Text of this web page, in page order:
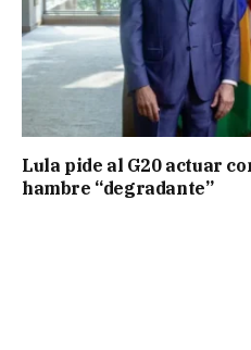
Lula pide al G20 actuar
hambre “degradante”